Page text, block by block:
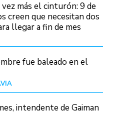
más el cinturón: 9 de
creen que necesitan dos
llegar a fin de mes
fue baleado en el
intendente de Gaiman